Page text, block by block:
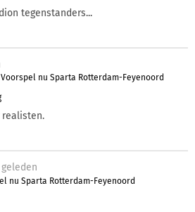
tegenstanders...
Voorspel nu Sparta Rotterdam-Feyenoord
geleden
nu Sparta Rotterdam-Feyenoord